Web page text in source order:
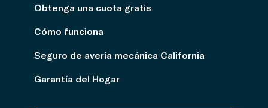
Obtenga una cuota gratis
Cómo funciona
Seguro de avería mecánica California
Garantía del Hogar